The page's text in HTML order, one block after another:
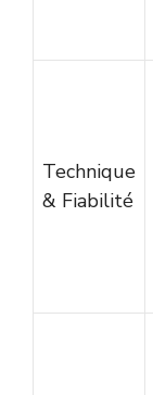
Technique
& Fiabilité